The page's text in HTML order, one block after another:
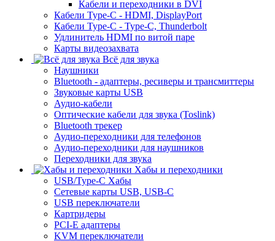
Кабели и переходники в DVI
Кабели Type-C - HDMI, DisplayPort
Кабели Type-C - Type-C, Thunderbolt
Удлинитель HDMI по витой паре
Карты видеозахвата
Всё для звука
Наушники
Bluetooth - адаптеры, ресиверы и трансмиттеры
Звуковые карты USB
Аудио-кабели
Оптические кабели для звука (Toslink)
Bluetooth трекер
Аудио-переходники для телефонов
Аудио-переходники для наушников
Переходники для звука
Хабы и переходники
USB/Type-C Хабы
Сетевые карты USB, USB-C
USB переключатели
Картридеры
PCI-E адаптеры
KVM переключатели